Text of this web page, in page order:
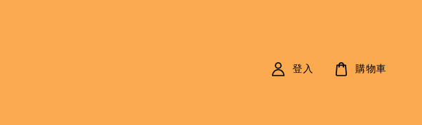
登入 購物車